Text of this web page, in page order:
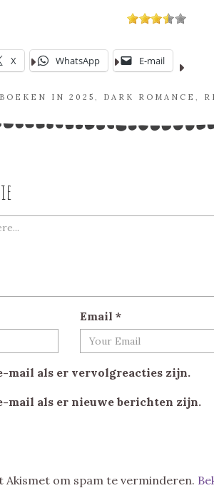
X WhatsApp E-mail
BOEKEN IN 2025 , DARK ROMANCE ,
Email *
mail als er vervolgreacties zijn.
mail als er nieuwe berichten zijn.
Akismet om spam te verminderen.